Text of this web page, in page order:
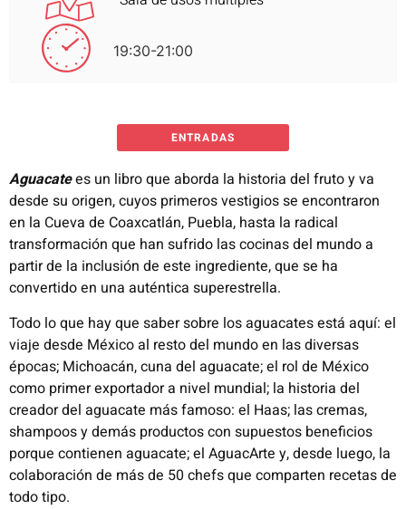
19:30-21:00
ENTRADAS
Aguacatees un libro que aborda la historia del fruto y va
desde su origen, cuyos primeros vestigios se encontraron
en la Cueva de Coaxcatlán, Puebla, hasta la radical
transformación que han sufrido las cocinas del mundo a
partir de la inclusión de este ingrediente, que se ha
convertido en una auténtica superestrella.
Todo lo que hay que saber sobre los aguacates está aquí: el
viaje desde México al resto del mundo en las diversas
épocas; Michoacán, cuna del aguacate; el rol de México
como primer exportador a nivel mundial; la historia del
creador del aguacate más famoso: el Haas; las cremas,
shampoos y demás productos con supuestos beneficios
porque contienen aguacate; el AguacArte y, desde luego, la
colaboración de más de 50 chefs que comparten recetas de
todo tipo.